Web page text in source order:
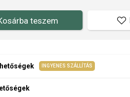
teszem
INGYENES SZÁLLÍTÁS